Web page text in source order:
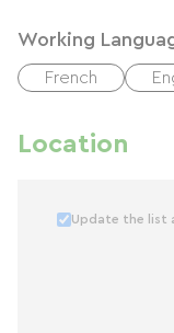
Working
French
Location
Update the list